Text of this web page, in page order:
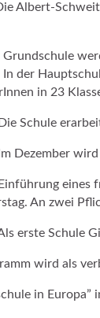
Albert-
der
in 23
Schule
Dezember
eines
An zwei
erste Schule
wird als
in Europa”